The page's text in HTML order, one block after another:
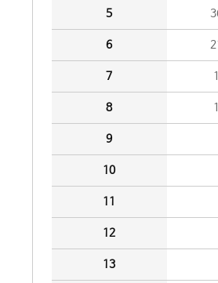
5
6
7
8
9
10
11
12
13